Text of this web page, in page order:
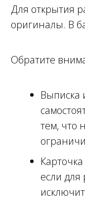
Для открытия
оригиналы. В
Обратите
Выписка
тем, что
если для